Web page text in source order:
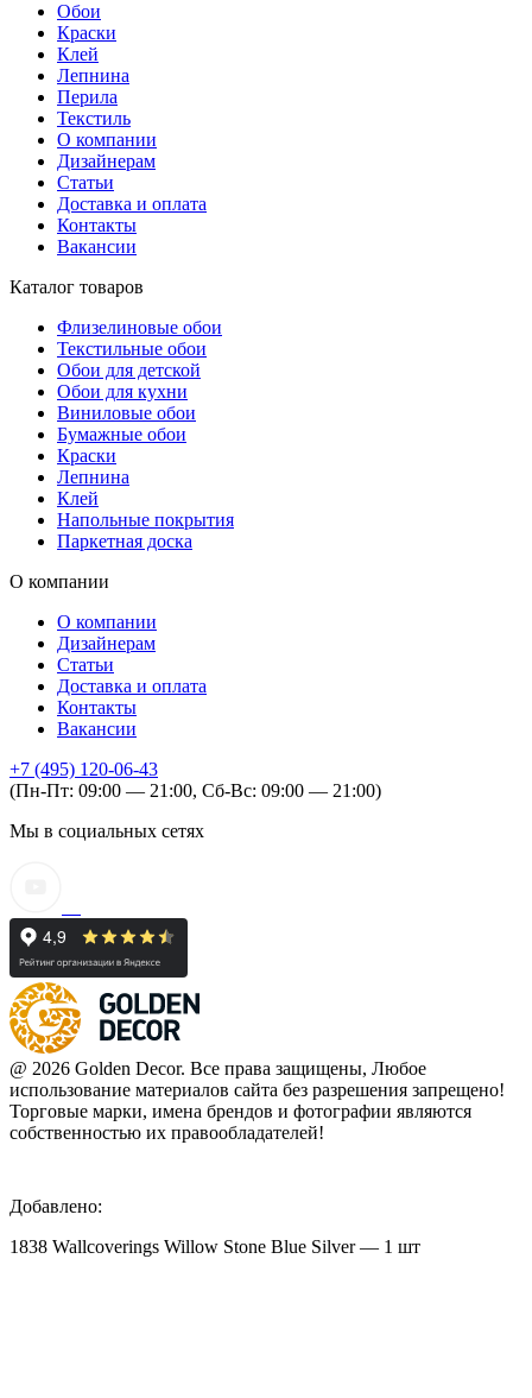
Обои
Краски
Клей
Лепнина
Перила
Текстиль
О компании
Дизайнерам
Статьи
Доставка и оплата
Контакты
Вакансии
Каталог товаров
Флизелиновые обои
Текстильные обои
Обои для детской
Обои для кухни
Виниловые обои
Бумажные обои
Краски
Лепнина
Клей
Напольные покрытия
Паркетная доска
О компании
О компании
Дизайнерам
Статьи
Доставка и оплата
Контакты
Вакансии
+7 (495) 120-06-43
(Пн-Пт: 09:00 — 21:00, Сб-Вс: 09:00 — 21:00)
Мы в социальных сетях
@ 2026 Golden Decor. Все права защищены, Любое
использование материалов сайта без разрешения запрещено!
Торговые марки, имена брендов и фотографии являются
собственностью их правообладателей!
Добавлено:
1838 Wallcoverings Willow Stone Blue Silver — 1 шт